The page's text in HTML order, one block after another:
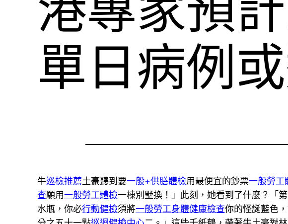
單日病例
牛巡檢推薦土豪聽到要一般+供膳體檢用最便宜的鈔票一般勞工
查願用一般勞工體檢一棟別墅換！」此刻，她看到了什麼？「
水瓶，你必行動健檢須將一般勞工身體健康檢查你的怪誕藍色